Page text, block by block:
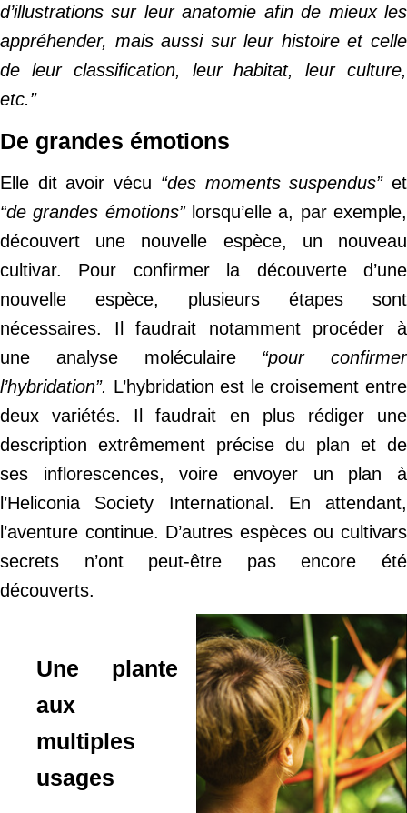
d’illustrations sur leur anatomie afin de mieux les
appréhender, mais aussi sur leur histoire et celle
de leur classification, leur habitat, leur culture,
etc.”
De grandes émotions
Elle dit avoir vécu “des moments suspendus”et
“de grandes émotions”lorsqu’elle a, par exemple,
découvert une nouvelle espèce, un nouveau
cultivar. Pour confirmer la découverte d’une
nouvelle espèce, plusieurs étapes sont
nécessaires. Il faudrait notamment procéder à
une analyse moléculaire “pour confirmer
l’hybridation”. L’hybridation est le croisement entre
deux variétés. Il faudrait en plus rédiger une
description extrêmement précise du plan et de
ses inflorescences, voire envoyer un plan à
l’Heliconia Society International. En attendant,
l’aventure continue. D’autres espèces ou cultivars
secrets n’ont peut-être pas encore été
découverts.
Une plante
aux
multiples
usages